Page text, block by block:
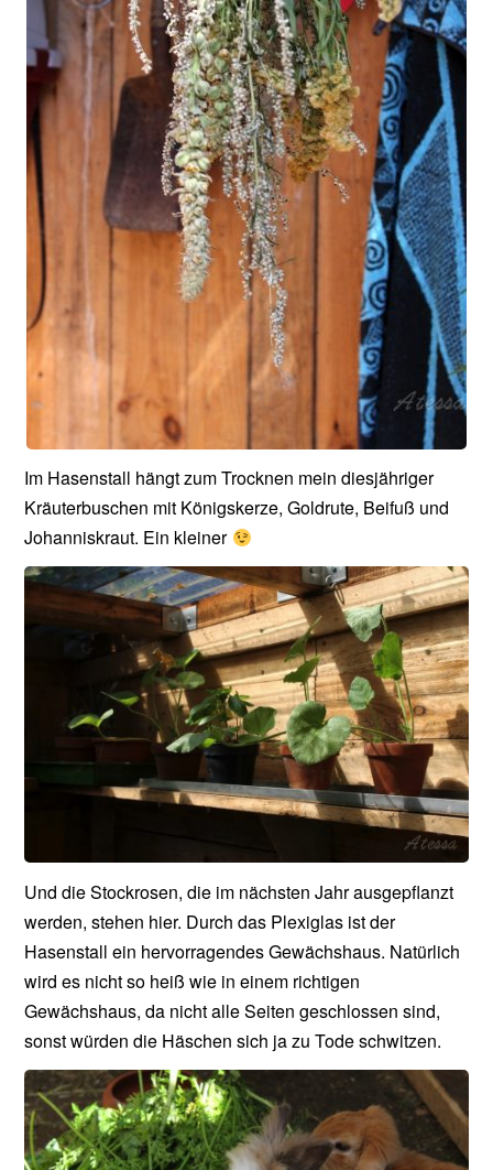
Im Hasenstall hängt zum Trocknen mein diesjähriger
Kräuterbuschen mit Königskerze, Goldrute, Beifuß und
Johanniskraut. Ein kleiner
Und die Stockrosen, die im nächsten Jahr ausgepflanzt
werden, stehen hier. Durch das Plexiglas ist der
Hasenstall ein hervorragendes Gewächshaus. Natürlich
wird es nicht so heiß wie in einem richtigen
Gewächshaus, da nicht alle Seiten geschlossen sind,
sonst würden die Häschen sich ja zu Tode schwitzen.